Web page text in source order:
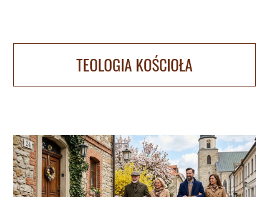
TEOLOGIA KOŚCIOŁA